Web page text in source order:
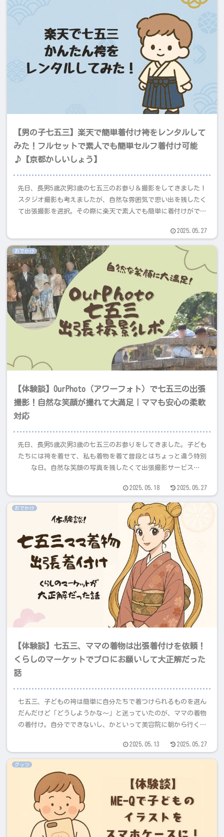
【男の子七五三】楽天で簡単着付け袴をレンタルして
みた！フルセットで素人でも簡単セルフ着付け可能
♪【京都かしいしょう】
先日、長男5歳次男3歳の七五三のお参り＆撮影をしてきました！
スタジオ撮影も考えましたが、自然な雰囲気で思い出を残したく
て出張撮影を選択。その際に楽天で素人でも簡単に着付けができ
2025.05.27
おでかけ
【体験談】OurPhoto（アワーフォト）で七五三の出張
撮影！自然な笑顔が撮れて大満足｜ママも安心の柔軟
対応
先日、長男5歳次男3歳の七五三のお参りをしてきました。子ども
たちには袴を着せて、私も着物を着て普段とはちょっと違う特別
な日。自然な笑顔の写真を残したくて出張撮影サービス
してもらい大満足だったので記事にしたいと思います。スタジオ
ではなく、いつもの神社で家族の時間を大切にしながら、子ども
の自然な表情や家族の温かい雰囲気をそのまま写真にできたの
は、アワーフォトだったからこそでした♡
2025.05.18 2025.05.27
おでかけ
【体験談】七五三、ママの着物は出張着付けを依頼！
くらしのマーケットでプロにお願いして大正解だった
話
七五三、子どもの袴は簡単に自分たちで着つけられるものを選ん
だんだけど「どうしようかな〜」と迷っていたのが、ママの着物
の着付け。自分でできないし、かといって美容院に朝から行くの
くらしのマーケットの出張着付けサービス。実際にお願いしてみ
たら、朝のバタバタが半分以下になって本当に助かったので、今
回はその体験をシェアしたいと思います。
2025.05.13 2025.05.27
グッツ